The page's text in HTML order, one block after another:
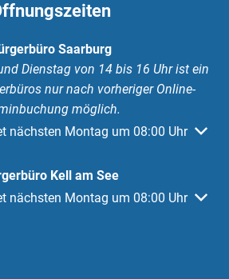
Saarburg
Dienstag von 14 bis 16 Uhr ist ein
nur nach vorheriger Online-
möglich.
Öffnungs- oder Schließzeiten
nächsten Montag um 08:00 Uhr
Kell am See
Öffnungs- oder Schließzeiten
nächsten Montag um 08:00 Uhr